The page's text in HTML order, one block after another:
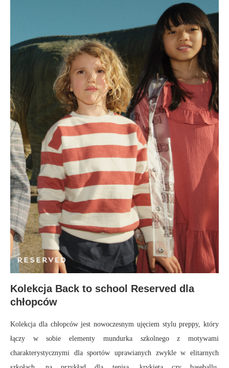
Kolekcja Back to school Reserved dla
chłopców
Kolekcja dla chłopców jest nowoczesnym ujęciem stylu preppy, który
łączy w sobie elementy mundurka szkolnego z motywami
charakterystycznymi dla sportów uprawianych zwykle w elitarnych